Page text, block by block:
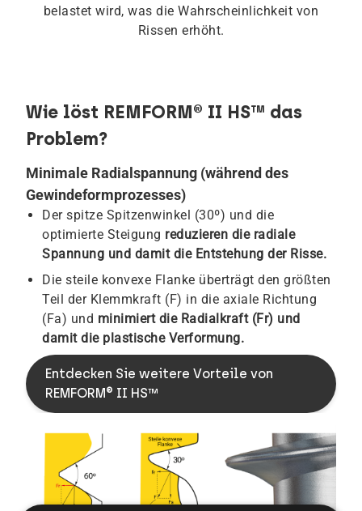
belastet wird, was die Wahrscheinlichkeit von
Rissen erhöht.
Wie löst REMFORM® II HS™ das
Problem?
Minimale Radialspannung (während des
Gewindeformprozesses)
Der spitze Spitzenwinkel (30º) und die
optimierte Steigung reduzieren die radiale
Spannung und damit die Entstehung der Risse.
Die steile konvexe Flanke überträgt den größten
Teil der Klemmkraft (F) in die axiale Richtung
(Fa) und minimiert die Radialkraft (Fr) und
damit die plastische Verformung.
Entdecken Sie weitere Vorteile von
REMFORM® II HS™